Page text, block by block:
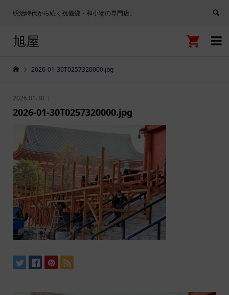
明治時代から続く祝儀袋・和小物の専門店。

旭屋 
2026-01-30T0257320000.jpg
2026.01.30
2026-01-30T0257320000.jpg